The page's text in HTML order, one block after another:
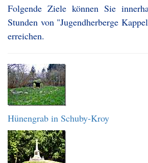
Folgende Ziele können Sie
Stunden von "Jugendherberge
erreichen.
Hünengrab in Schuby-Kroy